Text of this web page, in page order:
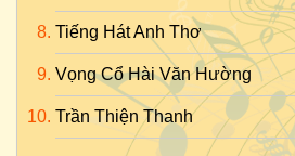
Tiếng Hát Anh Thơ
Vọng Cổ Hài Văn Hường
Trần Thiện Thanh